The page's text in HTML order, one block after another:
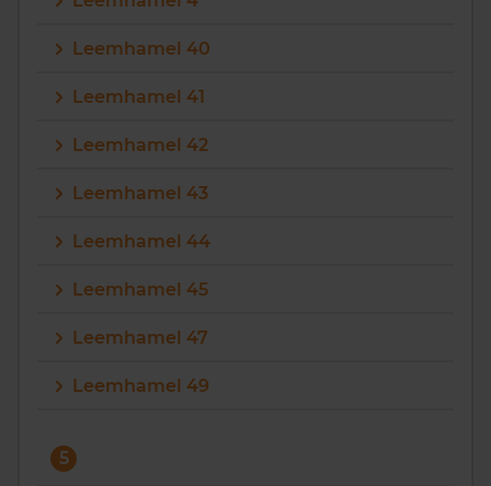
Leemhamel 40
Leemhamel 41
Leemhamel 42
Leemhamel 43
Leemhamel 44
Leemhamel 45
Leemhamel 47
Leemhamel 49
5